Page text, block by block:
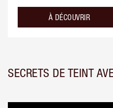
À DÉCOUVRIR
SECRETS DE TEINT